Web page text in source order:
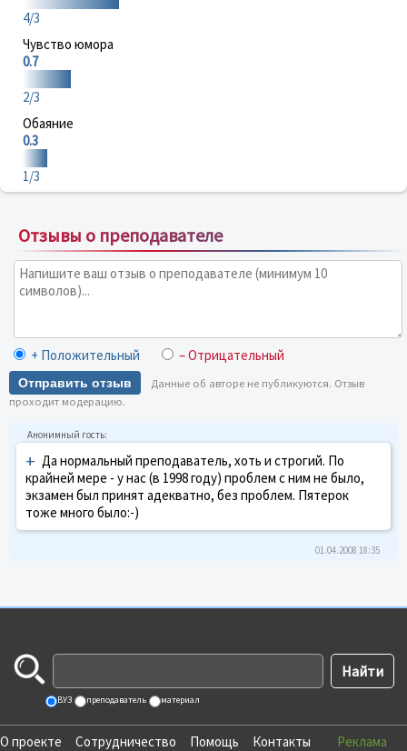
4/3
Чувство юмора
0.7
2/3
Обаяние
0.3
1/3
Отзывы о преподавателе
+ Положительный – Отрицательный
Отправить отзыв
Данные об авторе не публикуются. Отзыв
проходит модерацию.
+ Да нормальный преподаватель, хоть и строгий. По
крайней мере - у нас (в 1998 году) проблем с ним не было,
экзамен был принят адекватно, без проблем. Пятерок
тоже много было:-)
01.04.2008 18:35
ВУЗ преподаватель материал
О проекте Сотрудничество Помощь Контакты Реклама